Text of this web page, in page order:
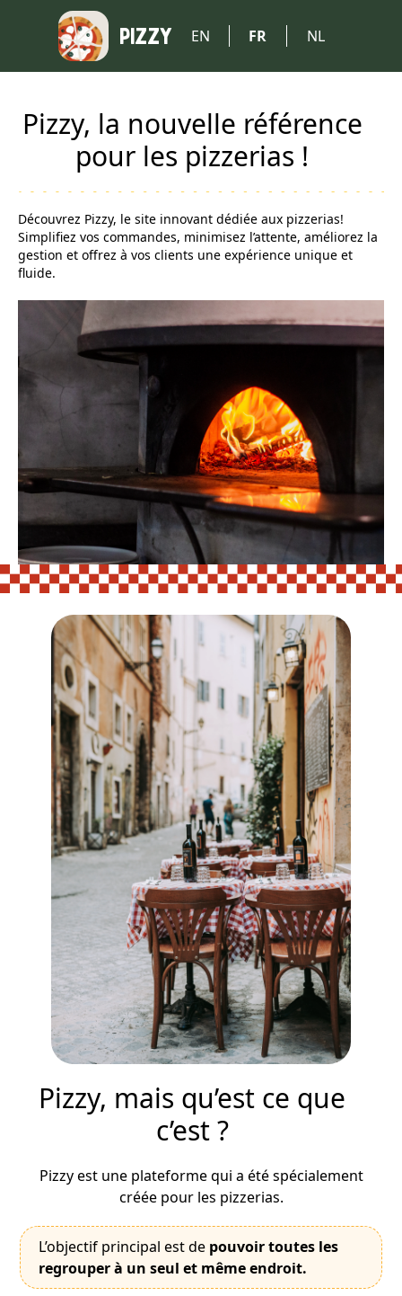
PIZZY EN FR NL
Pizzy, la nouvelle référence
pour les pizzerias !
Découvrez Pizzy, le site innovant dédiée aux pizzerias!
Simplifiez vos commandes, minimisez l’attente, améliorez la
gestion et offrez à vos clients une expérience unique et
fluide.
Pizzy, mais qu’est ce que
c’est ?
Pizzy est une plateforme qui a été spécialement
créée pour les pizzerias.
L’objectif principal est de pouvoir toutes les
regrouper à un seul et même endroit.